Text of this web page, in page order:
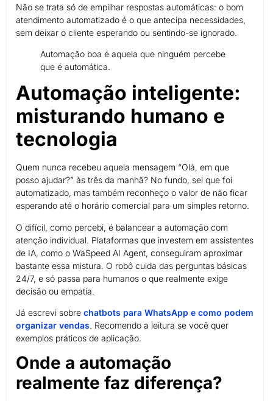
Não se trata só de empilhar respostas automáticas: o bom
atendimento automatizado é o que antecipa necessidades,
sem deixar o cliente esperando ou sentindo-se ignorado.
Automação boa é aquela que ninguém percebe
que é automática.
Automação inteligente:
misturando humano e
tecnologia
Quem nunca recebeu aquela mensagem “Olá, em que
posso ajudar?” às três da manhã? No fundo, sei que foi
automatizado, mas também reconheço o valor de não ficar
esperando até o horário comercial para um simples retorno.
O difícil, como percebi, é balancear a automação com
atenção individual. Plataformas que investem em assistentes
de IA, como o WaSpeed AI Agent, conseguiram aproximar
bastante essa mistura. O robô cuida das perguntas básicas
24/7, e só passa para humanos o que realmente exige
decisão ou empatia.
Já escrevi sobre chatbots para WhatsApp e como podem
organizar vendas. Recomendo a leitura se você quer
exemplos práticos de aplicação.
Onde a automação
realmente faz diferença?